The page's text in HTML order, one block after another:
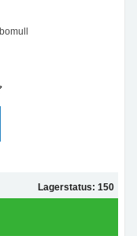
Lagerstatus: 150